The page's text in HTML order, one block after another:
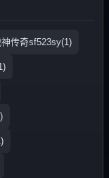
神传奇sf523sy(1)